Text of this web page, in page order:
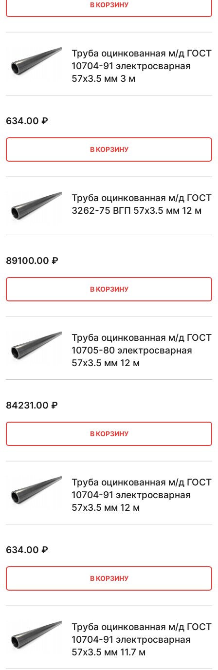
В КОРЗИНУ
Труба оцинкованная м/д ГОСТ
10704-91 электросварная
57х3.5 мм 3 м
634.00 ₽
В КОРЗИНУ
Труба оцинкованная м/д ГОСТ
3262-75 ВГП 57х3.5 мм 12 м
89100.00 ₽
В КОРЗИНУ
Труба оцинкованная м/д ГОСТ
10705-80 электросварная
57х3.5 мм 12 м
84231.00 ₽
В КОРЗИНУ
Труба оцинкованная м/д ГОСТ
10704-91 электросварная
57х3.5 мм 12 м
634.00 ₽
В КОРЗИНУ
Труба оцинкованная м/д ГОСТ
10704-91 электросварная
57х3.5 мм 11.7 м